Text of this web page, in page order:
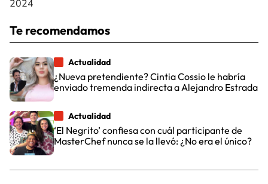
2024
Te recomendamos
Actualidad
¿Nueva pretendiente? Cintia Cossio le habría
enviado tremenda indirecta a Alejandro Estrada
Actualidad
‘El Negrito’ confiesa con cuál participante de
MasterChef nunca se la llevó: ¿No era el único?